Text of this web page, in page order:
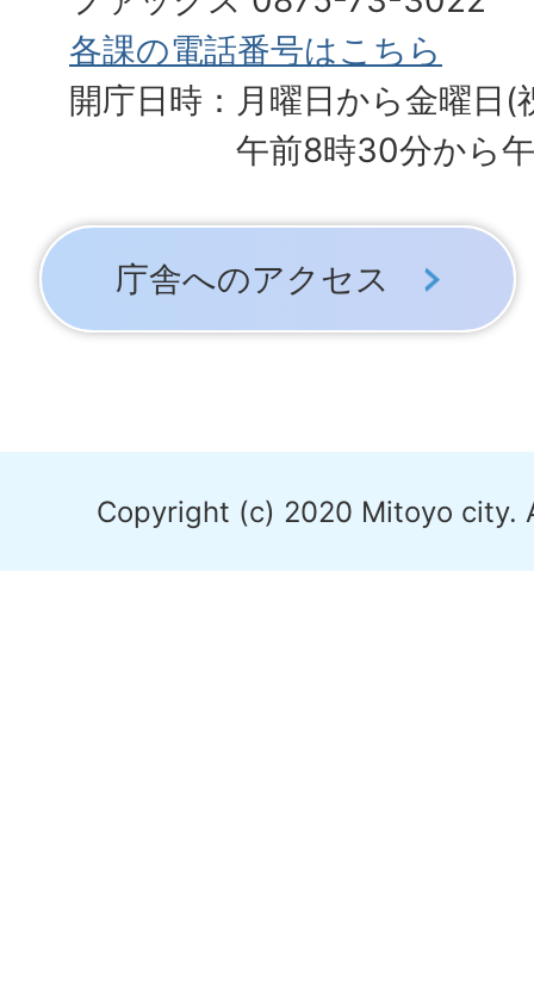
各課の電話番号はこちら
開庁日時：月曜日から金曜日(
午前8時30分から
庁舎へのアクセス
Copyright (c) 2020 Mitoyo city.